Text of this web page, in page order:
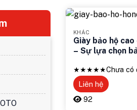
KHÁC
Giày bảo hộ
– Sự lựa chọn
★★★★★Chưa có
Liên hệ
92